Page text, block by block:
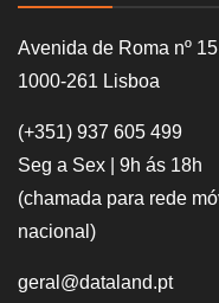
Avenida de Roma nº
1000-261 Lisboa
(+351) 937 605 499
Seg a Sex | 9h ás 18h
(chamada para rede
nacional)
geral@dataland.pt